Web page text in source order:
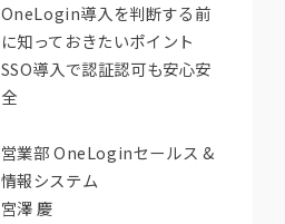
OneLogin導入を判断する前
に知っておきたいポイント
SSO導入で認証認可も安心安
全
営業部 OneLoginセールス &
情報システム
宮澤 慶